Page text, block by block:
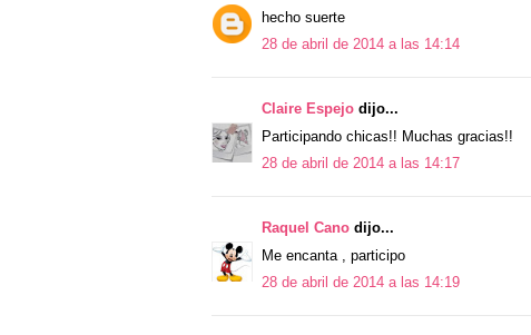
hecho suerte
28 de abril de 2014 a las 14:14
Claire Espejo dijo...
Participando chicas!! Muchas gracias!!
28 de abril de 2014 a las 14:17
Raquel Cano dijo...
Me encanta , participo
28 de abril de 2014 a las 14:19